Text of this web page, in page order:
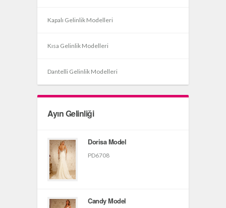
Kapalı Gelinlik Modelleri
Kısa Gelinlik Modelleri
Dantelli Gelinlik Modelleri
Ayın Gelinliği
Dorisa Model
PD6708
Candy Model